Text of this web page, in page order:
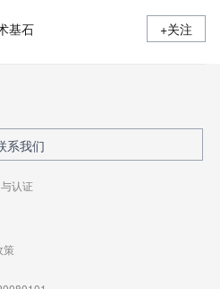
基石 +关注
系我们
认证
策